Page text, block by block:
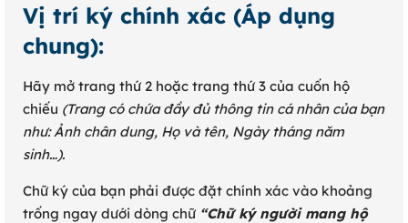
Vị trí ký chính xác (Áp dụng
chung):
Hãy mở trang thứ 2 hoặc trang thứ 3 của cuốn hộ
chiếu (Trang có chứa đầy đủ thông tin cá nhân của bạn
như: Ảnh chân dung, Họ và tên, Ngày tháng năm
sinh…).
Chữ ký của bạn phải được đặt chính xác vào khoảng
trống ngay dưới dòng chữ “Chữ ký người mang hộ